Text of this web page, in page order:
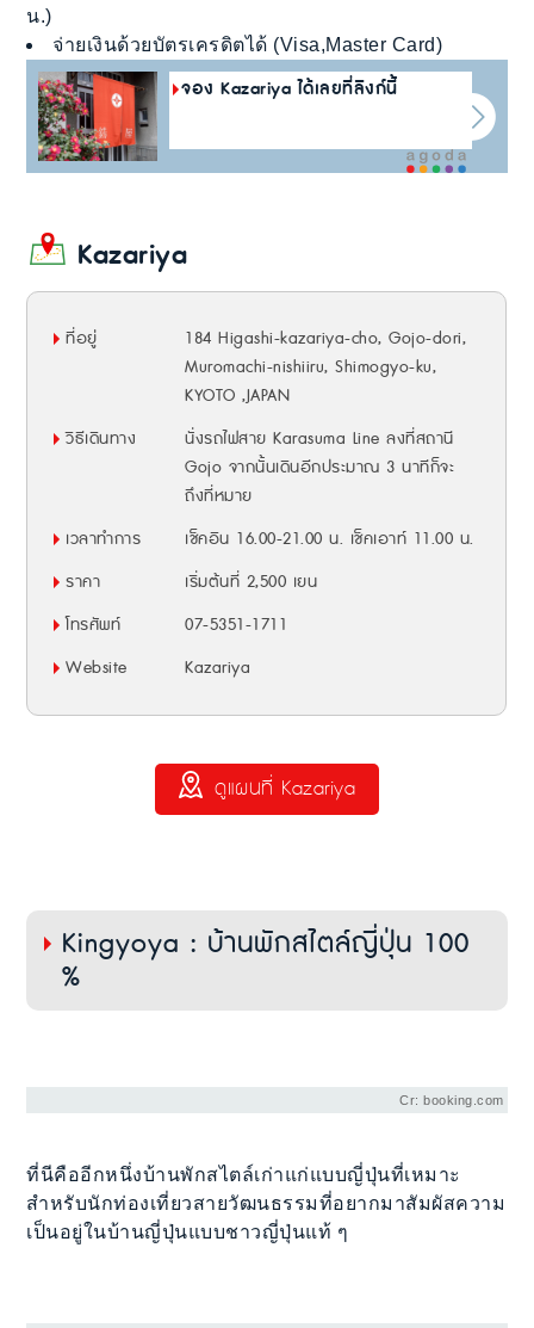
น.)
จ่ายเงินด้วยบัตรเครดิตได้ (Visa,Master Card)
จอง Kazariya ได้เลยที่ลิงก์นี้
Kazariya
ที่อยู่
184 Higashi-kazariya-cho, Gojo-dori,
Muromachi-nishiiru, Shimogyo-ku,
KYOTO ,JAPAN
วิธีเดินทาง
นั่งรถไฟสาย Karasuma Line ลงที่สถานี
Gojo จากนั้นเดินอีกประมาณ 3 นาทีก็จะ
ถึงที่หมาย
เวลาทำการ
เช็คอิน 16.00-21.00 น. เช็คเอาท์ 11.00 น.
ราคา
เริ่มต้นที่ 2,500 เยน
โทรศัพท์
07-5351-1711
Website
Kazariya
ดูแผนที่ Kazariya
Kingyoya : บ้านพักสไตล์ญี่ปุ่น 100
%
Cr: booking.com
ที่นีคืออีกหนึ่งบ้านพักสไตล์เก่าแก่แบบญี่ปุ่นที่เหมาะ
สำหรับนักท่องเที่ยวสายวัฒนธรรมที่อยากมาสัมผัสความ
เป็นอยู่ในบ้านญี่ปุ่นแบบชาวญี่ปุ่นแท้ ๆ